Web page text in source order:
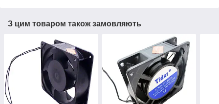
З цим товаром також замовляють